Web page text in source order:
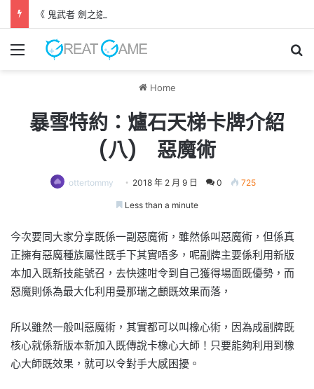
《 鬼武者 劍之道 》 實機試玩報告 源義經將是事件的起源！？
Menu
Home
暴雪特約：爐石天梯卡牌介紹
(八) 惡魔術
ottertommy 2018 年 2 月 9 日 0 725
Less than a minute
今次要同大家分享既係一副惡魔術，雖然係叫惡魔術，但係真
正擁有惡魔種族屬性既手下其實唔多，呢副牌主要係利用新版
本加入既新技能號召，去快速咁令到自己獲得場面既優勢，而
惡魔則係為最大化利用曼那瑞之顱既效果而落，
所以雖然一般叫惡魔術，其實都可以叫橡心術，因為成副牌既
核心就係新版本新加入既傳說卡橡心大師！只要能夠利用到橡
心大師既效果，就可以令對手大感困擾。